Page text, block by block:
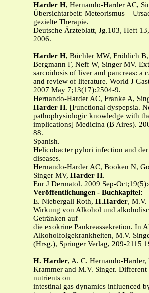
Harder H, Hernando-Harder AC,
Übersichtarbeit: Meteorismus –
gezielte Therapie.
Deutsche Ärzteblatt, Jg.103, Heft
2006.
Harder H, Büchler MW, Fröhlich B,
Bergmann F, Neff W, Singer MV.
sarcoidosis of liver and pancreas: a
and review of literature. World J
2007 May 7;13(17):2504-9.
Hernando-Harder AC, Franke A,
Harder H. [Functional dyspepsia.
pathophysiologic knowledge with
implications] Medicina (B Aires).
88.
Spanish.
Helicobacter pylori infection and
diseases.
Hernando-Harder AC, Booken N,
Singer MV, Harder H.
Eur J Dermatol. 2009 Sep-
Veröffentlichungen - Buchkapitel:
E. Niebergall Roth, H.Harder, M.V.
Wirkung von Alkohol und
Getränken auf
die exokrine Pankreassekretion. In
Alkoholfolgekrankheiten, M.V.
(Hrsg.), Springer Verlag, 209-2115
H. Harder, A. C. Hernando-Harder,
Krammer and M.V. Singer. Different
nutrients on
intestinal gas dynamics influenced